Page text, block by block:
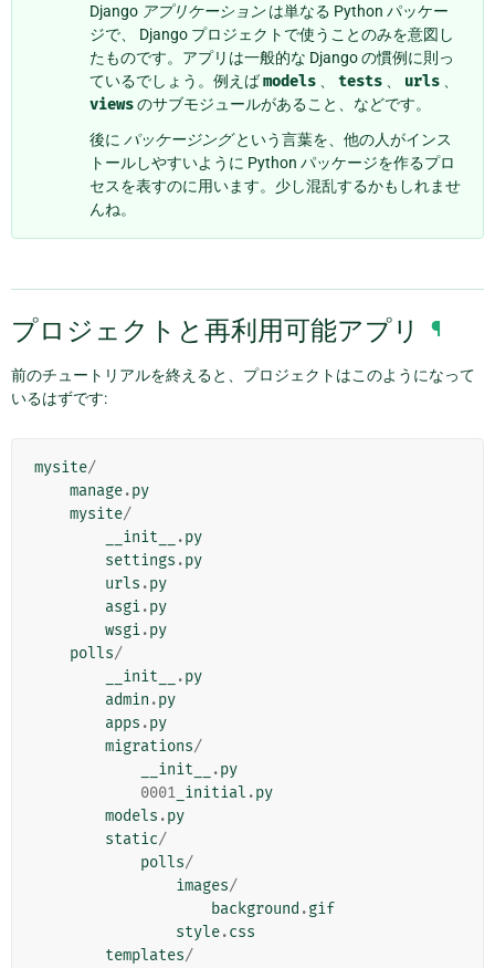
Django アプリケーション は単なる Python パッケー
ジで、 Django プロジェクトで使うことのみを意図し
たものです。アプリは一般的な Django の慣例に則っ
ているでしょう。例えばmodels tests urls
viewsのサブモジュールがあること、などです。
後に パッケージングという言葉を、他の人がインス
トールしやすいように Python パッケージを作るプロ
セスを表すのに用います。少し混乱するかもしれませ
んね。
プロジェクトと再利用可能アプリ ¶
前のチュートリアルを終えると、プロジェクトはこのようになって
いるはずです:
mysite/
manage.py
mysite/
__init__
.py
settings .py
urls .py
asgi.py
wsgi.py
polls/
__init__
.py
admin .py
apps .py
migrations/
__init__
.py
0001 _initial .py
models .py
static/
polls/
images/
background .gif
style.css
templates/